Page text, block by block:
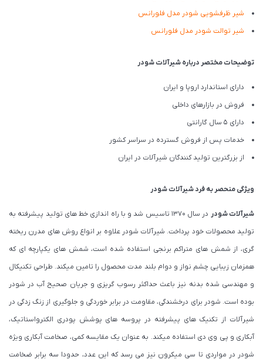
شیر ظرفشویی شودر مدل فلورانس
شیر توالت شودر مدل فلورانس
توضیحات مختصر درباره شیرآلات شودر
دارای استاندارد اروپا و ایران
فروش در بازارهای داخلی
دارای 5 سال گارانتی
خدمات پس از فروش گسترده در سراسر کشور
از بزرگترین تولید کنندگان شیرآلات در ایران
ویژگی منحصر به فرد شیرآلات شودر
شیرآلات شودر
در سال 1370 تاسیس شد و با راه اندازی خط های تولید پیشرفته به
تولید محصولات خود پرداخت. شیرآلات شودر علاوه بر انواع روش های مدرن ریخته
گری، از شمش های متراکم برنجی استفاده شده است، شمش های یکپارچه ای که
همزمان زیبایی چشم نواز و دوام بلند مدت محصول را تامین میکند. طراحی تکنیکال
و مهندسی شده بدنه نیز باعث حداکثر رسوب گریزی و جریان صحیح آب در شودر
بوده است. شودر برای درخشندگی، مقاومت در برابر خوردگی و جلوگیری از زنگ زدگی در
شیرآلات از تکنیک های پیشرفته در پروسه های پوشش پودری الکترواستاتیک،
آبکاری و پی وی دی استفاده میکند. به عنوان یک مقایسه کمی، صخامت آبکاری ویژه
شودر در مواردی تا سی میکرون نیز می رسد که این عدد، حدودا سه برابر ضخامت